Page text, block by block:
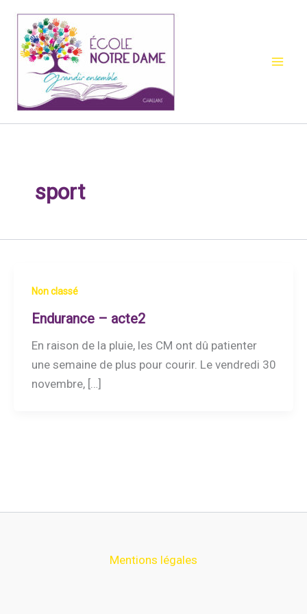
contenu
sport
Non classé
Endurance – acte2
En raison de la pluie, les CM ont dû patienter
une semaine de plus pour courir. Le vendredi 30
novembre, […]
Mentions légales